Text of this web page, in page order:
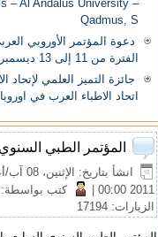
– Al Andalus University –
Qadmus, S
دعوة المؤتمر الأوروبي
الفترة من 11 إلى 13 ديسمبر 2024
اتحاد الاطباء العرب في اوروبا
المؤتمر الطبي
انشأ بتاريخ: الإثنين، 08 آب/أغسطس 2011 00:00
2011 00:00
| كتب
الزيارات: 17194